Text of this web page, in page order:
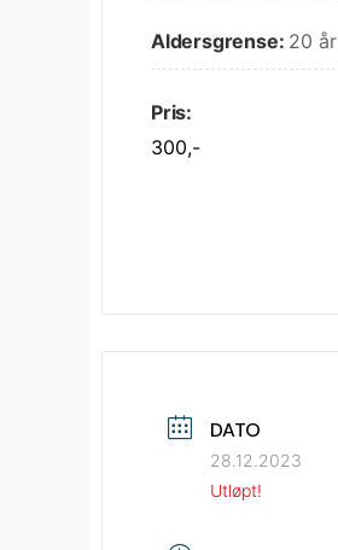
Aldersgrense: 20 år
Pris:
300,-
DATO
28.12.2023
Utløpt!